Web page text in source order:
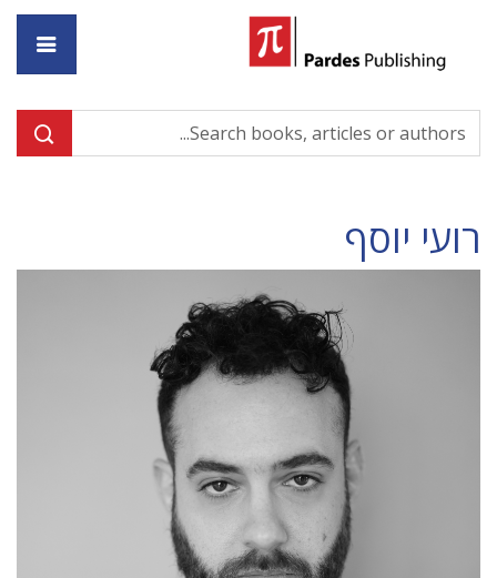
רועי יוסף